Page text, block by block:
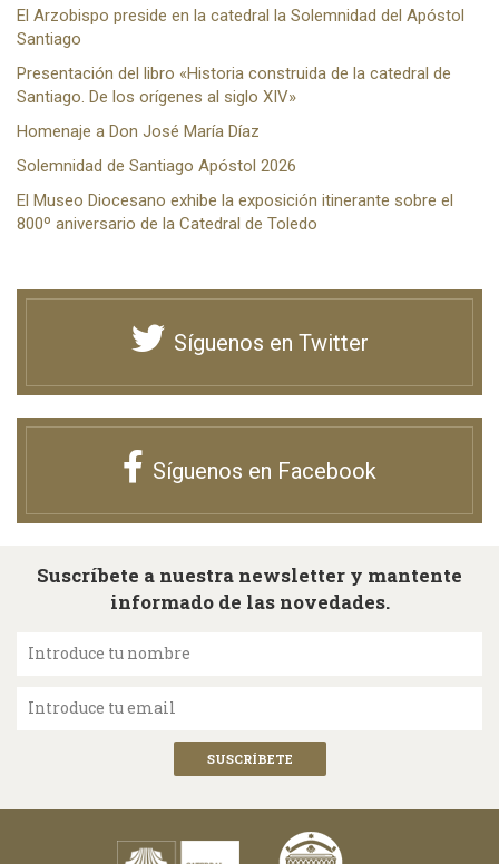
El Arzobispo preside en la catedral la Solemnidad del Apóstol
Santiago
Presentación del libro «Historia construida de la catedral de
Santiago. De los orígenes al siglo XIV»
Homenaje a Don José María Díaz
Solemnidad de Santiago Apóstol 2026
El Museo Diocesano exhibe la exposición itinerante sobre el
800º aniversario de la Catedral de Toledo
Síguenos en Twitter
Síguenos en Facebook
Suscríbete a nuestra newsletter y mantente
informado de las novedades.
Introduce tu nombre
Introduce tu email